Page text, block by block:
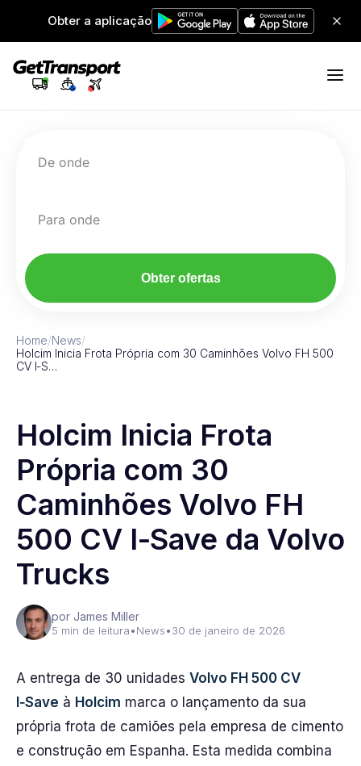
Obter a aplicação
De onde
Para onde
Obter ofertas
Home/News/
Holcim Inicia Frota Própria com 30 Caminhões Volvo FH 500
CV I‑S…
Holcim Inicia Frota
Própria com 30
Caminhões Volvo FH
500 CV I‑Save da Volvo
Trucks
por James Miller
5 min de leitura•News•30 de janeiro de 2026
A entrega de 30 unidades Volvo FH 500 CV
I‑Save à Holcim marca o lançamento da sua
própria frota de camiões pela empresa de cimento
e construção em Espanha. Esta medida combina